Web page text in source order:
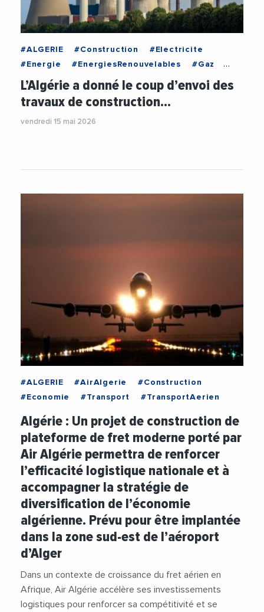
#ALGERIE #Construction
#Electricite
#Energie
#EnergiesRenouvelables
#Gaz
#Investissement
#Investissements
L’Algérie a donné le coup d’envoi des
travaux de construction…
vendredi 15 mai 2026
#ALGERIE #AirAlgerie
#Construction
#Economie
#Transport #TransportAerien
Algérie : Un projet de construction de
plateforme de fret moderne porté par
Air Algérie permettra de renforcer
l’efficacité logistique nationale et à
accompagner la stratégie de
diversification de l’économie
algérienne. Prévu pour être implantée
dans la zone sud-est de l’aéroport
d’Alger
Dans un contexte de croissance du fret aérien en
Afrique, Air Algérie accélère ses investissements
logistiques pour renforcer sa compétitivité et se